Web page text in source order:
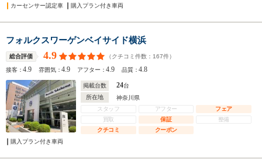
カーセンサー認定車
購入プラン付き車両
フォルクスワーゲンベイサイド横浜
総合評価 4.9 （クチコミ件数： 167件）
接客：4.9 雰囲気：4.9 アフター：4.9 品質：4.8
掲載台数 24台
所在地
神奈川県
スタッフ
アフター
フェア
買取
保証
整備
クチコミ
クーポン
購入プラン付き車両